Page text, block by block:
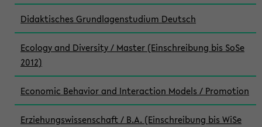
Didaktisches Grundlagenstudium Deutsch
Ecology and Diversity / Master (Einschreibung bis SoSe
2012)
Economic Behavior and Interaction Models / Promotion
Erziehungswissenschaft / B.A. (Einschreibung bis WiSe